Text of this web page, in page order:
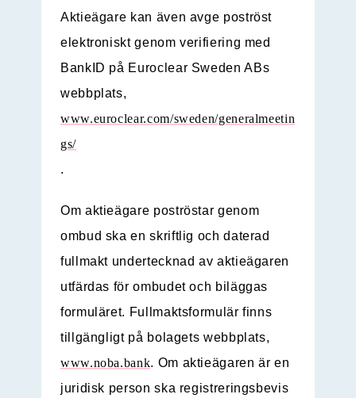
Aktieägare kan även avge poströst
elektroniskt genom verifiering med
BankID på Euroclear Sweden ABs
webbplats,
www.euroclear.com/sweden/generalmeetin
gs/
.
Om aktieägare poströstar genom
ombud ska en skriftlig och daterad
fullmakt undertecknad av aktieägaren
utfärdas för ombudet och biläggas
formuläret. Fullmaktsformulär finns
tillgängligt på bolagets webbplats,
www.noba.bank. Om aktieägaren är en
juridisk person ska registreringsbevis